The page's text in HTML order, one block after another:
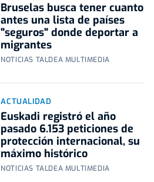
Bruselas busca tener cuanto
antes una lista de países
"seguros" donde deportar a
migrantes
NOTICIAS TALDEA MULTIMEDIA
ACTUALIDAD
Euskadi registró el año
pasado 6.153 peticiones de
protección internacional, su
máximo histórico
NOTICIAS TALDEA MULTIMEDIA